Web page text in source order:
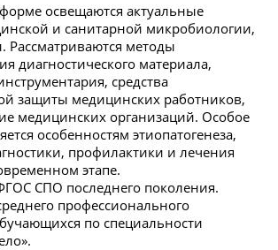
освещаются актуальные
и санитарной микробиологии,
Рассматриваются методы
диагностического материала,
средства
защиты медицинских работников,
медицинских организаций. Особое
особенностям этиопатогенеза,
профилактики и лечения
этапе.
СПО последнего поколения.
профессионального
по специальности